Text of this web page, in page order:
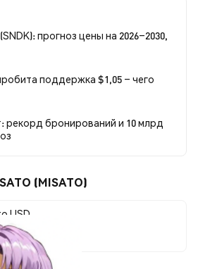
прогноз цены на 2026–2030,
поддержка $1,05 – чего
рекорд бронирований и 10 млрд
(MISATO)
USD